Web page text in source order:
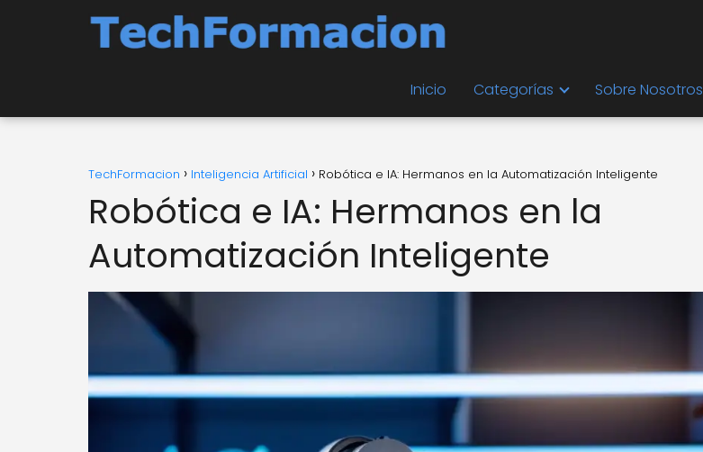
Inicio Categorías Sobre Nosotros
TechFormacion Inteligencia Artificial Robótica e IA: Hermanos en la Automatización Inteligente
Robótica e IA: Hermanos en la
Automatización Inteligente